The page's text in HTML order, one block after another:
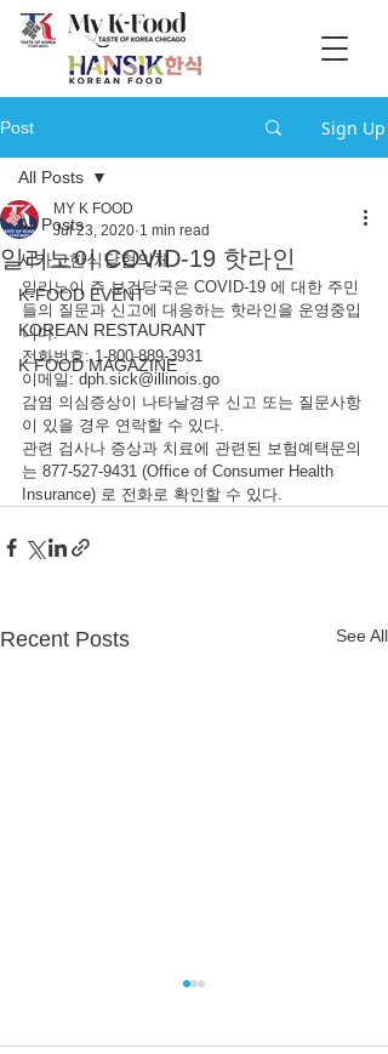
Post Sign Up
All Posts
시카고한식당협의체
K-FOOD EVENT
KOREAN RESTAURANT
K FOOD MAGAZINE
All Posts
일리노이 COVID-19 핫라인
MY K FOOD
Jul 23, 2020 1 min read
일리노이 주 보건당국은 COVID-19 에 대한 주민
들의 질문과 신고에 대응하는 핫라인을 운영중입
니다.
전화번호: 1-800-889-3931
이메일: dph.sick@illinois.go
감염 의심증상이 나타날경우 신고 또는 질문사항
이 있을 경우 연락할 수 있다.
관련 검사나 증상과 치료에 관련된 보험예택문의
는 877-527-9431 (Office of Consumer Health
Insurance) 로 전화로 확인할 수 있다.
Recent Posts See All